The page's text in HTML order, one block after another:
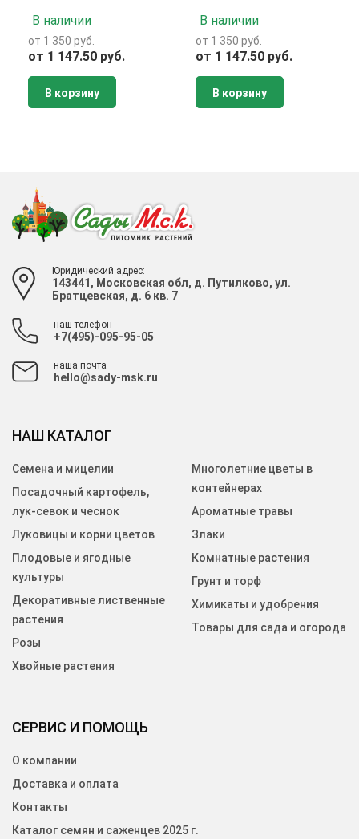
В наличии
от 1 350 руб.
от 1 147.50 руб.
В корзину
В наличии
от 1 350 руб.
от 1 147.50 руб.
В корзину
Юридический адрес:
143441, Московская обл, д. Путилково, ул.
Братцевская, д. 6 кв. 7
наш телефон
+7(495)-095-95-05
наша почта
hello@sady-msk.ru
СЕРВИС И ПОМОЩЬ
О компании
Доставка и оплата
Контакты
Каталог семян и саженцев 2025 г.
НАШ КАТАЛОГ
Семена и мицелии
Посадочный картофель,
лук-севок и чеснок
Луковицы и корни цветов
Плодовые и ягодные
культуры
Декоративные лиственные
растения
Розы
Хвойные растения
Многолетние цветы в
контейнерах
Ароматные травы
Злаки
Комнатные растения
Грунт и торф
Химикаты и удобрения
Товары для сада и огорода